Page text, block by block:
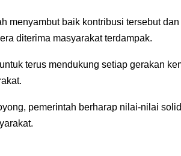
menyambut baik kontribusi tersebut
diterima masyarakat terdampak.
terus mendukung setiap gerakan
pemerintah berharap nilai-nilai